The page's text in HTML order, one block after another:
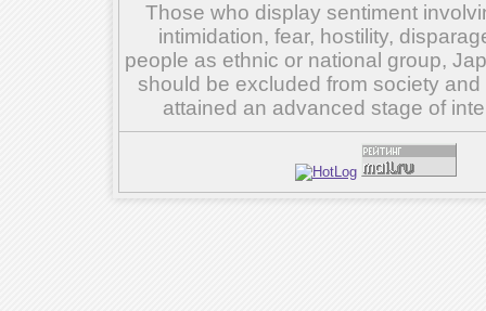
Those who display sentiment
intimidation, fear, hostility,
people as ethnic or national group,
should be excluded from society
attained an advanced stage of